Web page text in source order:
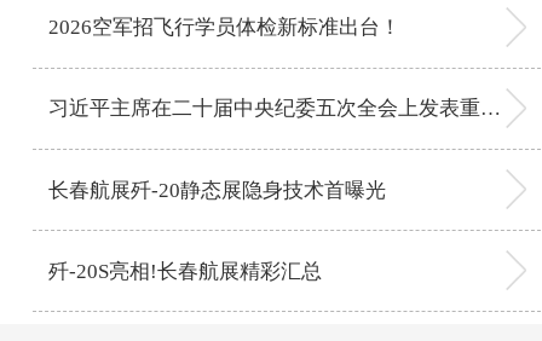
2026空军招飞行学员体检新标准出台！
习近平主席在二十届中央纪委五次全会上发表重要讲话
长春航展歼-20静态展隐身技术首曝光
歼-20S亮相!长春航展精彩汇总